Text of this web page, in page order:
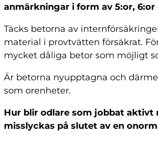
anmärkningar i form av 5:or, 6:or
Täcks betorna av
material i provtvätten försäkrat.
mycket dåliga betor som möjligt
Är betorna nyupptagna och
som orenheter.
Hur blir odlare som jobbat aktivt
misslyckas på slutet av en